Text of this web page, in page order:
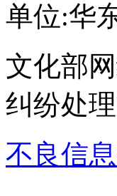
单位:华
文化部
纠纷处
不良信